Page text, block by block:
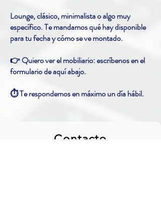
Lounge, clásico, minimalista o algo muy
específico. Te mandamos qué hay disponible
para tu fecha y cómo se ve montado.
👉 Quiero ver el mobiliario: escríbenos en el
formulario de aquí abajo.
⏱️ Te respondemos en máximo un día hábil.
Contacto